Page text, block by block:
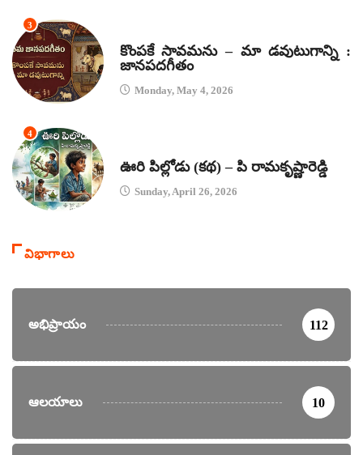
3
కొంపకే సావమను – మా డవుటుగాన్ని :
జానపదగీతం
Monday, May 4, 2026
4
ఊరి పిల్లోడు (కథ) – పి రామకృష్ణారెడ్డి
Sunday, April 26, 2026
విభాగాలు
అభిప్రాయం 112
ఆలయాలు 10